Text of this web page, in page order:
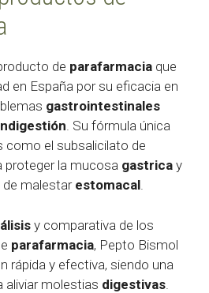
de parafarmacia que
en España por su eficacia en
gastrointestinales
. Su fórmula única
como el subsalicilato de
proteger la mucosa gastrica y
de malestar estomacal.
y comparativa de los
parafarmacia, Pepto Bismol
rápida y efectiva, siendo una
aliviar molestias digestivas